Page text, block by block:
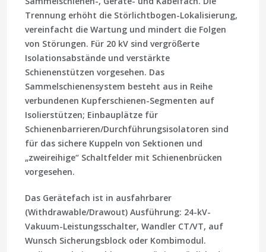
Trennung erhöht die Störlichtbogen-Lokalisierung,
vereinfacht die Wartung und mindert die Folgen
von Störungen. Für 20 kV sind vergrößerte
Isolationsabstände und verstärkte
Schienenstützen vorgesehen. Das
Sammelschienensystem besteht aus in Reihe
verbundenen Kupferschienen-Segmenten auf
Isolierstützen; Einbauplätze für
Schienenbarrieren/Durchführungsisolatoren sind
für das sichere Kuppeln von Sektionen und
„zweireihige“ Schaltfelder mit Schienenbrücken
vorgesehen.
Das Gerätefach ist in ausfahrbarer
(Withdrawable/Drawout) Ausführung: 24-kV-
Vakuum-Leistungsschalter, Wandler CT/VT, auf
Wunsch Sicherungsblock oder Kombimodul.